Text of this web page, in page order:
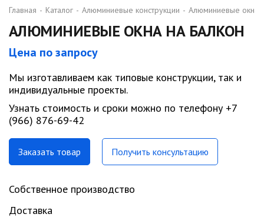
Главная - Каталог - Алюминиевые конструкции - Алюминиевые окна
АЛЮМИНИЕВЫЕ ОКНА НА БАЛКОН
Цена по запросу
Мы изготавливаем как типовые конструкции, так и
индивидуальные проекты.
Узнать стоимость и сроки можно по телефону +7
(966) 876-69-42
Заказать товар Получить консультацию
Собственное производство
Доставка